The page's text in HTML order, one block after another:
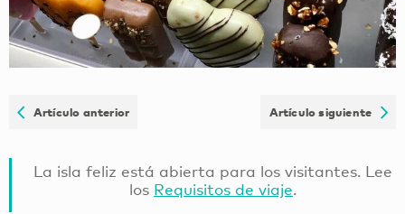
Artículo anterior Artículo siguiente
La isla feliz está abierta para los visitantes. Lee
los Requisitos de viaje.